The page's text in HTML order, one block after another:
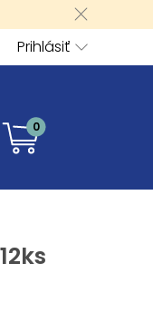
Prihlásiť
0